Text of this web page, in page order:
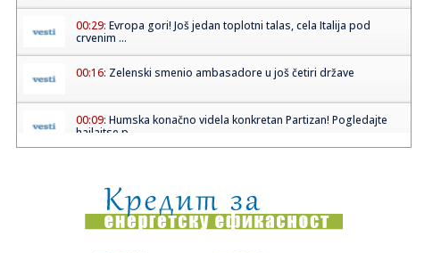
00:29: Evropa gori! Još jedan toplotni talas, cela Italija pod
crvenim ...
00:16: Zelenski smenio ambasadore u još četiri države
00:09: Humska konačno videla konkretan Partizan! Pogledajte
hajlajtse p...
00:04:Vukotić ne zna ko je Baba: "Vidim da ga svi hvale"